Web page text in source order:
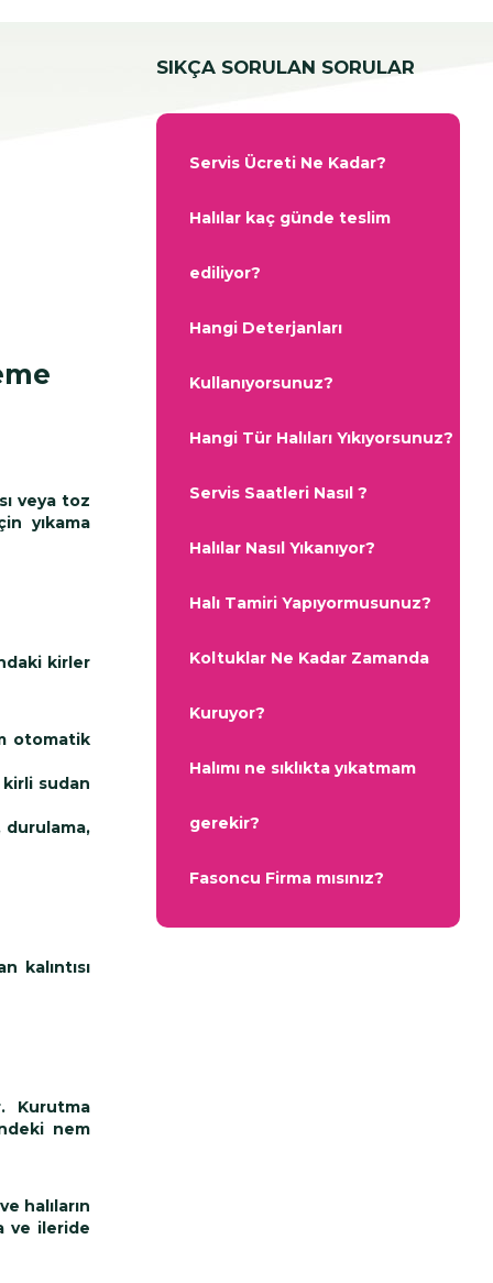
veya toz
yıkama
kirler
otomatik
kirli sudan
durulama,
kalıntısı
Kurutma
nem
halıların
ve ileride
SIKÇA SORULAN SORULAR
Servis Ücreti Ne Kadar?
Halılar kaç günde teslim
ediliyor?
Hangi Deterjanları
Kullanıyorsunuz?
Hangi Tür Halıları Yıkıyorsunuz?
Servis Saatleri Nasıl ?
Halılar Nasıl Yıkanıyor?
Halı Tamiri Yapıyormusunuz?
Koltuklar Ne Kadar Zamanda
Kuruyor?
Halımı ne sıklıkta yıkatmam
gerekir?
Fasoncu Firma mısınız?